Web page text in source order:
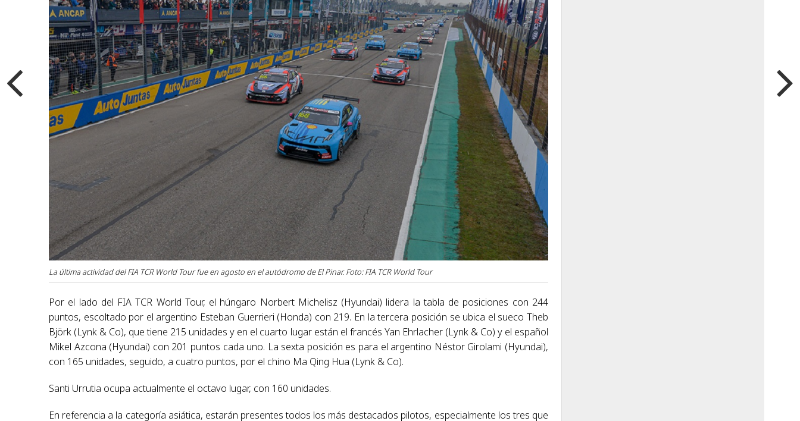
La última actividad del FIA TCR World Tour fue en agosto en el autódromo de El Pinar. Foto: FIA TCR World Tour
Por el lado del FIA TCR World Tour, el húngaro Norbert Michelisz (Hyundai) lidera la tabla de posiciones con 244
puntos, escoltado por el argentino Esteban Guerrieri (Honda) con 219. En la tercera posición se ubica el sueco Theb
Björk (Lynk & Co), que tiene 215 unidades y en el cuarto lugar están el francés Yan Ehrlacher (Lynk & Co) y el español
Mikel Azcona (Hyundai) con 201 puntos cada uno. La sexta posición es para el argentino Néstor Girolami (Hyundai),
con 165 unidades, seguido, a cuatro puntos, por el chino Ma Qing Hua (Lynk & Co).
Santi Urrutia ocupa actualmente el octavo lugar, con 160 unidades.
En referencia a la categoría asiática, estarán presentes todos los más destacados pilotos, especialmente los tres que